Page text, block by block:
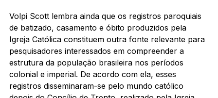
Volpi Scott lembra ainda que os registros paroquiais
de batizado, casamento e óbito produzidos pela
Igreja Católica constituem outra fonte relevante para
pesquisadores interessados em compreender a
estrutura da população brasileira nos períodos
colonial e imperial. De acordo com ela, esses
registros disseminaram-se pelo mundo católico